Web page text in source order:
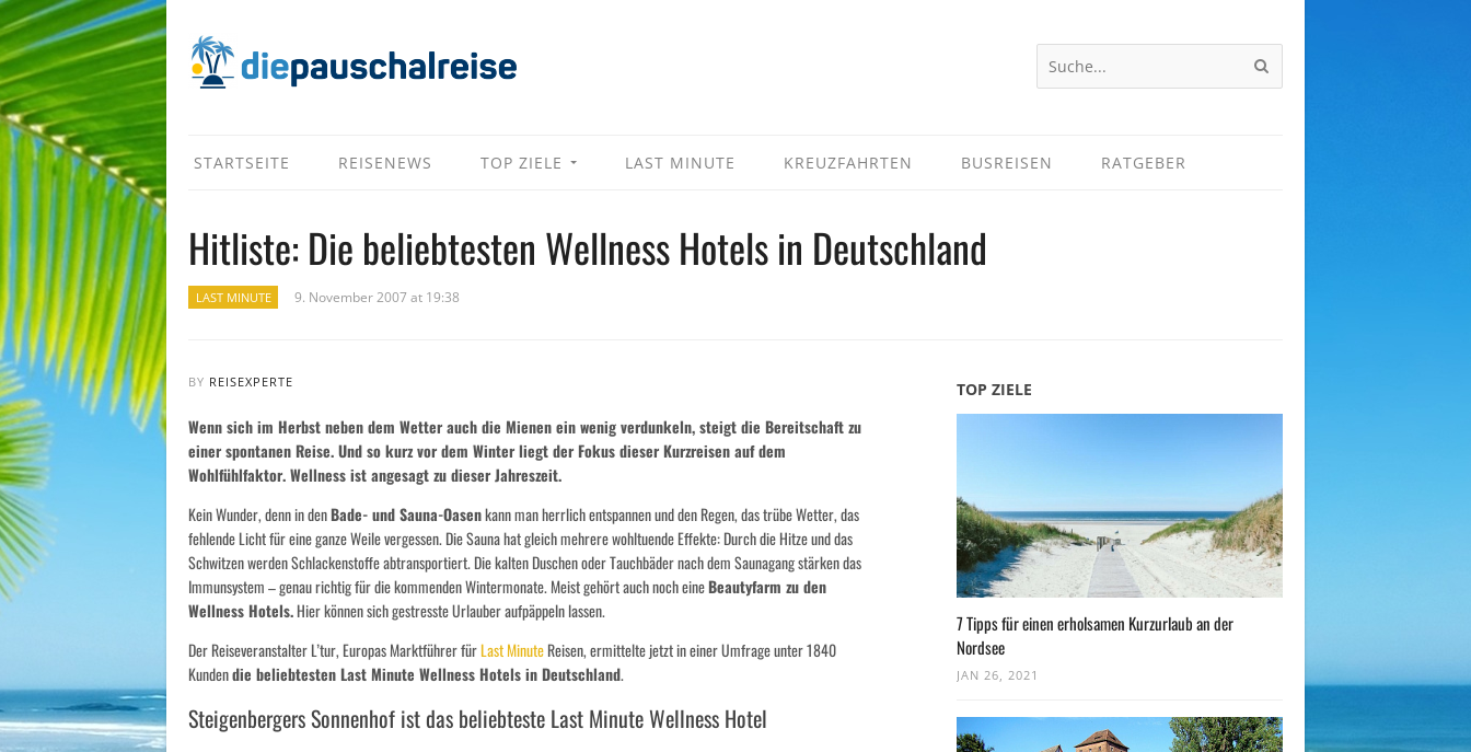
STARTSEITE REISENEWS TOP ZIELE LAST MINUTE KREUZFAHRTEN BUSREISEN RATGEBER
Hitliste: Die beliebtesten Wellness Hotels in Deutschland
LAST MINUTE 9. November 2007 at 19:38
BY REISEXPERTE
Wenn sich im Herbst neben dem Wetter auch die Mienen ein wenig verdunkeln, steigt die Bereitschaft zu
einer spontanen Reise. Und so kurz vor dem Winter liegt der Fokus dieser Kurzreisen auf dem
Wohlfühlfaktor. Wellness ist angesagt zu dieser Jahreszeit.
Kein Wunder, denn in denBade- und Sauna-Oasenkann man herrlich entspannen und den Regen, das trübe Wetter, das
fehlende Licht für eine ganze Weile vergessen. Die Sauna hat gleich mehrere wohltuende Effekte: Durch die Hitze und das
Schwitzen werden Schlackenstoffe abtransportiert. Die kalten Duschen oder Tauchbäder nach dem Saunagang stärken das
Immunsystem – genau richtig für die kommenden Wintermonate. Meist gehört auch noch eineBeautyfarm zu den
Wellness Hotels.Hier können sich gestresste Urlauber aufpäppeln lassen.
Der Reiseveranstalter L’tur, Europas Marktführer fürLast MinuteReisen, ermittelte jetzt in einer Umfrage unter 1840
Kundendie beliebtesten Last Minute Wellness Hotels in Deutschland.
Steigenbergers Sonnenhof ist das beliebteste Last Minute Wellness Hotel
TOP ZIELE
7 Tipps für einen erholsamen Kurzurlaub an der
Nordsee
JAN 26, 2021